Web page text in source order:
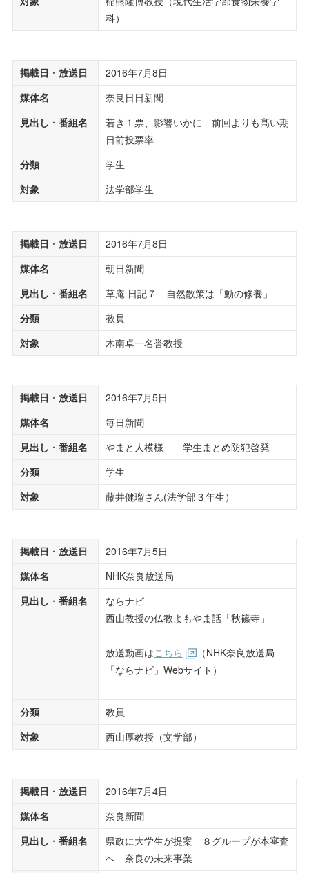
科）
掲載日・放送日
2016年7月8日
媒体名
奈良日日新聞
見出し・番組名
若き１票、影響いかに 前回よりも髙い期
日前投票率
分類
学生
対象
法学部学生
掲載日・放送日
2016年7月8日
媒体名
朝日新聞
見出し・番組名
草庵 日記７ 自然散策は「動の修養」
分類
教員
対象
木南卓一名誉教授
掲載日・放送日
2016年7月5日
媒体名
毎日新聞
見出し・番組名
やまと人模様 学生まとめ防犯啓発
分類
学生
対象
藤井健瑠さん(法学部３年生）
掲載日・放送日
2016年7月5日
媒体名
NHK奈良放送局
見出し・番組名
ならナビ
西山教授の仏教よもやま話「秋篠寺」
放送動画はこちら
（NHK奈良放送局
「ならナビ」Webサイト）
分類
教員
対象
西山厚教授（文学部）
掲載日・放送日
2016年7月4日
媒体名
奈良新聞
見出し・番組名
県政に大学生が提案 ８グループが本審査
へ 奈良の未来事業